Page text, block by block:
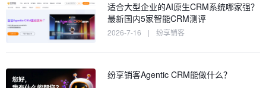
适合大型企业的AI原生CRM系统哪家强？
最新国内5家智能CRM测评
2026-7-16 | 纷享销客
纷享销客Agentic CRM能做什么？